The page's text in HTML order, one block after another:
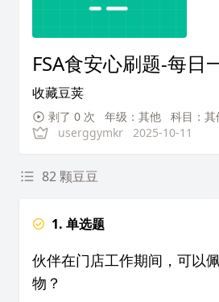
FSA食安心刷题-每日
收藏豆荚
剥了 0 次 年级：其他
科目：其
userggymkr
2025-10-11
82 颗豆豆
1. 单选题
伙伴在门店工作期间，可以
物？